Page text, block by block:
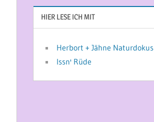
HIER LESE ICH MIT
Herbort + Jähne Naturdokus
Issn' Rüde